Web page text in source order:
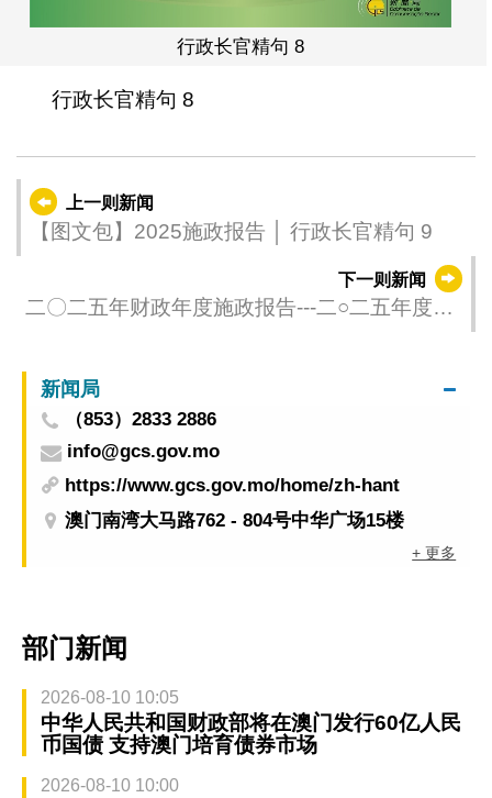
行政长官精句 8
行政长官精句 8
上一则新闻
【图文包】2025施政报告 │ 行政长官精句 9
下一则新闻
二〇二五年财政年度施政报告---二○二五年度施
新闻局
（853）2833 2886
info@gcs.gov.mo
https://www.gcs.gov.mo/home/zh-hant
澳门南湾大马路762 - 804号中华广场15楼
+ 更多
部门新闻
2026-08-10 10:05
中华人民共和国财政部将在澳门发行60亿人民
币国债 支持澳门培育债券市场
2026-08-10 10:00